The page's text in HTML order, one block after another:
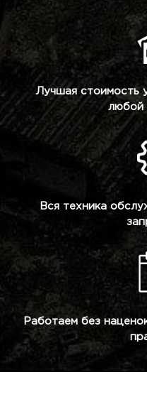
Лучшая стоимость
любой
Вся техника
Работаем без